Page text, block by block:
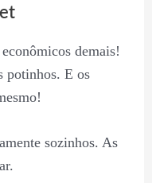
demais!
potinhos. E os
sozinhos. As